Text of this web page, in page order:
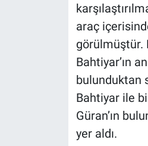
araç
görülmüştür.
Bahtiyar’ın
bulunduktan
Bahtiyar ile
Güran’ın
yer aldı.